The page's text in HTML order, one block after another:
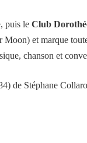
puis le Club
et marque
chanson et
de Stéphane